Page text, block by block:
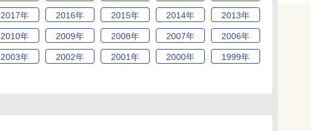
2017年 2016年 2015年 2014年 2013年
2010年 2009年 2008年 2007年 2006年
2003年 2002年 2001年 2000年 1999年